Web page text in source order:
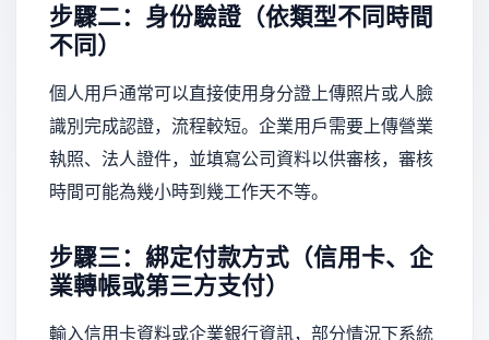
步驟二：身份驗證（依類型不同時間
不同）
個人用戶通常可以直接使用身分證上傳照片或人臉
識別完成認證，流程較短。企業用戶需要上傳營業
執照、法人證件，並填寫公司資料以供審核，審核
時間可能為幾小時到幾工作天不等。
步驟三：綁定付款方式（信用卡、企
業轉帳或第三方支付）
輸入信用卡資料或企業銀行資訊，部分情況下系統